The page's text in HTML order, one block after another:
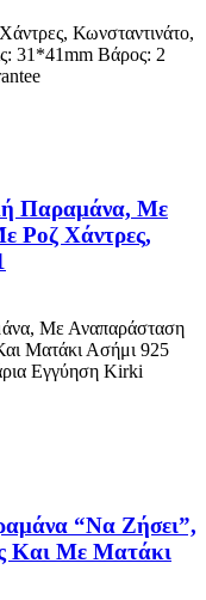
Κωνσταντινάτο,
31*41mm Βάρος: 2
Παραμάνα, Με
Ροζ Χάντρες,
Με Αναπαράσταση
Ματάκι Ασήμι 925
Εγγύηση Kirki
“Να Ζήσει”,
Και Με Ματάκι